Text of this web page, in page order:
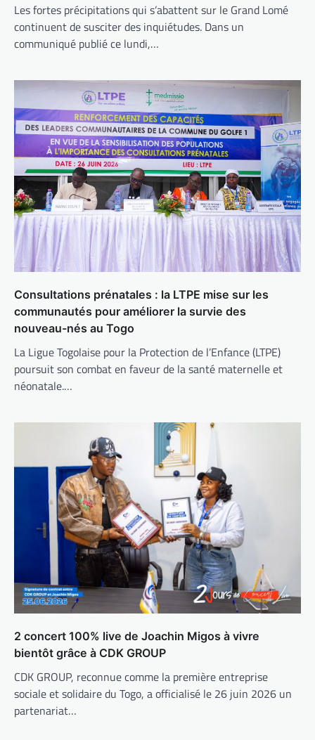
Les fortes précipitations qui s’abattent sur le Grand Lomé
continuent de susciter des inquiétudes. Dans un
communiqué publié ce lundi,…
Consultations prénatales : la LTPE mise sur les
communautés pour améliorer la survie des
nouveau-nés au Togo
La Ligue Togolaise pour la Protection de l’Enfance (LTPE)
poursuit son combat en faveur de la santé maternelle et
néonatale.…
2 concert 100% live de Joachin Migos à vivre
bientôt grâce à CDK GROUP
CDK GROUP, reconnue comme la première entreprise
sociale et solidaire du Togo, a officialisé le 26 juin 2026 un
partenariat…